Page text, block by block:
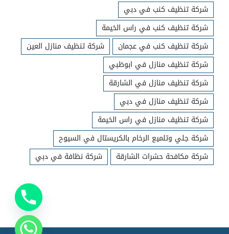
شركة تنظيف كنب في دبي
شركة تنظيف كنب في راس الخيمة
شركة تنظيف كنب في عجمان
شركة تنظيف منازل العين
شركة تنظيف منازل في ابوظبي
شركة تنظيف منازل في الشارقة
شركة تنظيف منازل في دبي
شركة تنظيف منازل في راس الخيمة
شركة جلي وتلميع الرخام بالكريستال في السيوح
شركة مكافحة حشرات الشارقة
شركة نظافة في دبي